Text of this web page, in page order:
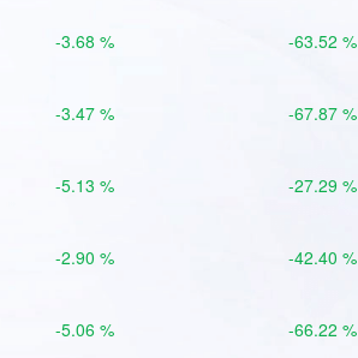
-3.68 % -63.52 %
-3.47 % -67.87 %
-5.13 % -27.29 %
-2.90 % -42.40 %
-5.06 % -66.22 %